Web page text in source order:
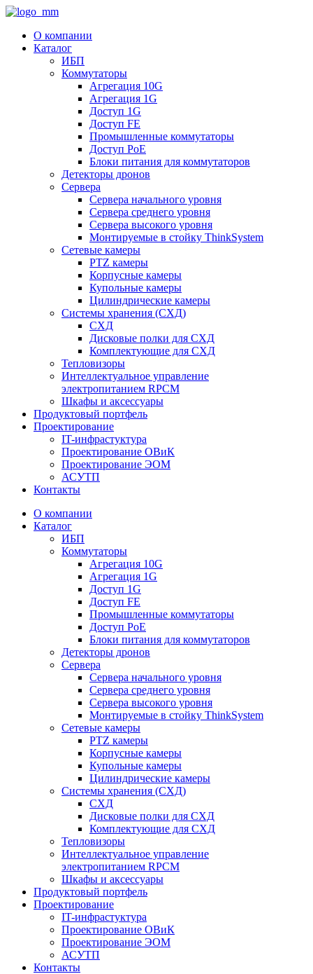
О компании
Каталог
ИБП
Коммутаторы
Агрегация 10G
Агрегация 1G
Доступ 1G
Доступ FE
Промышленные коммутаторы
Доступ PoE
Блоки питания для коммутаторов
Детекторы дронов
Сервера
Сервера начального уровня
Сервера среднего уровня
Сервера высокого уровня
Монтируемые в стойку ThinkSystem
Сетевые камеры
PTZ камеры
Корпусные камеры
Купольные камеры
Цилиндрические камеры
Системы хранения (СХД)
СХД
Дисковые полки для СХД
Комплектующие для СХД
Тепловизоры
Интеллектуальное управление
электропитанием RPCM
Шкафы и аксессуары
Продуктовый портфель
Проектирование
IT-инфрастуктура
Проектирование ОВиК
Проектирование ЭОМ
АСУТП
Контакты
О компании
Каталог
ИБП
Коммутаторы
Агрегация 10G
Агрегация 1G
Доступ 1G
Доступ FE
Промышленные коммутаторы
Доступ PoE
Блоки питания для коммутаторов
Детекторы дронов
Сервера
Сервера начального уровня
Сервера среднего уровня
Сервера высокого уровня
Монтируемые в стойку ThinkSystem
Сетевые камеры
PTZ камеры
Корпусные камеры
Купольные камеры
Цилиндрические камеры
Системы хранения (СХД)
СХД
Дисковые полки для СХД
Комплектующие для СХД
Тепловизоры
Интеллектуальное управление
электропитанием RPCM
Шкафы и аксессуары
Продуктовый портфель
Проектирование
IT-инфрастуктура
Проектирование ОВиК
Проектирование ЭОМ
АСУТП
Контакты